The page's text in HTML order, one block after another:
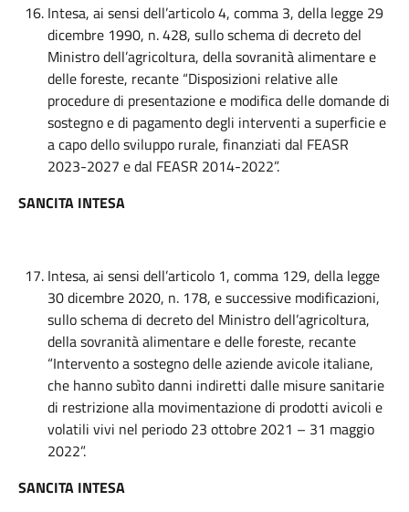
Intesa, ai sensi dell’articolo 4, comma 3, della legge 29
dicembre 1990, n. 428, sullo schema di decreto del
Ministro dell’agricoltura, della sovranità alimentare e
delle foreste, recante “Disposizioni relative alle
procedure di presentazione e modifica delle domande di
sostegno e di pagamento degli interventi a superficie e
a capo dello sviluppo rurale, finanziati dal FEASR
2023-2027 e dal FEASR 2014-2022”.
SANCITA INTESA
Intesa, ai sensi dell’articolo 1, comma 129, della legge
30 dicembre 2020, n. 178, e successive modificazioni,
sullo schema di decreto del Ministro dell’agricoltura,
della sovranità alimentare e delle foreste, recante
“Intervento a sostegno delle aziende avicole italiane,
che hanno subìto danni indiretti dalle misure sanitarie
di restrizione alla movimentazione di prodotti avicoli e
volatili vivi nel periodo 23 ottobre 2021 – 31 maggio
2022”.
SANCITA INTESA